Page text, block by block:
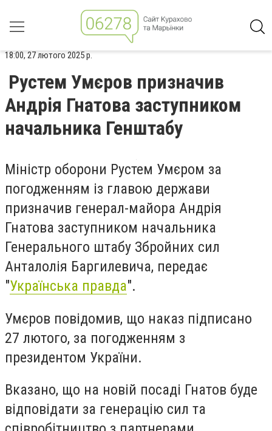
18:00, 27 лютого 2025 р.
Рустем Умєров призначив
Андрія Гнатова заступником
начальника Генштабу
Міністр оборони Рустем Умєром за
погодженням із главою держави
призначив генерал-майора Андрія
Гнатова заступником начальника
Генерального штабу Збройних сил
Анталолія Баргилевича, передає
"Українська правда".
Умєров повідомив, що наказ підписано
27 лютого, за погодженням з
президентом України.
Вказано, що на новій посаді Гнатов буде
відповідати за генерацію сил та